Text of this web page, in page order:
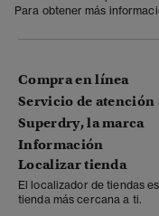
Para obtener más
Compra en línea
Servicio de
Superdry, la marca
Información
Localizar tienda
El localizador de tiendas
tienda más cercana a ti.